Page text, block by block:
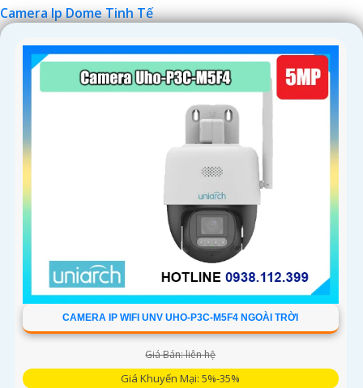
Camera Ip Dome Tinh Tế
CAMERA IP WIFI UNV UHO-P3C-M5F4 NGOÀI TRỜI
Giá Bán: liên hệ
Giá Khuyến Mại: 5%-35%